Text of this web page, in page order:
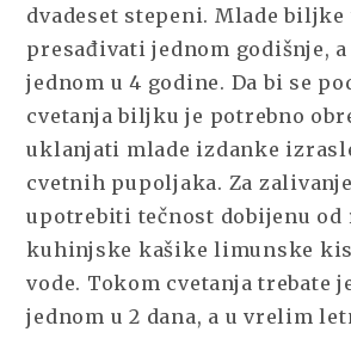
dvadeset stepeni. Mlade biljke
presađivati jednom godišnje,
jednom u 4 godine. Da bi se
cvetanja biljku je potrebno
uklanjati mlade izdanke
cvetnih pupoljaka. Za
upotrebiti tečnost dobijenu od
kuhinjske kašike limunske
vode. Tokom cvetanja trebate
jednom u 2 dana, a u vrelim